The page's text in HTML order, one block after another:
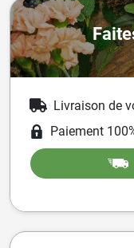
Livraison de
Paiement